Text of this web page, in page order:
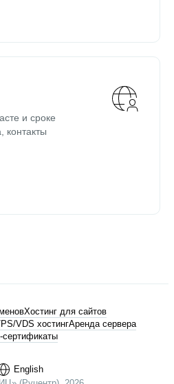
и сроке
контакты
English
Хостинг для сайтов
VDS хостингАренда сервера
сертификаты